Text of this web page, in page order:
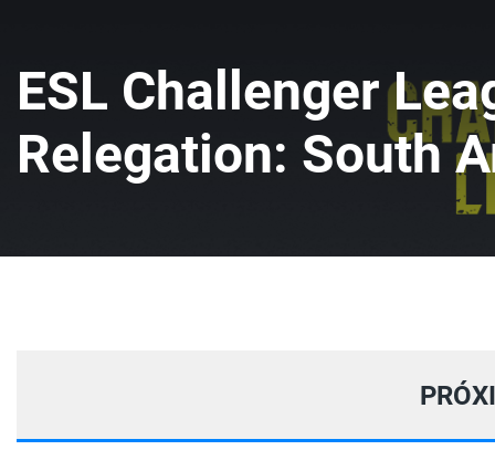
ESL Challenger
Relegation: South